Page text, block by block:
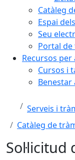
Catàleg
Espai
Seu
Portal
Recursos per
Cursos i
Benestar
Serveis i
Catàleg de